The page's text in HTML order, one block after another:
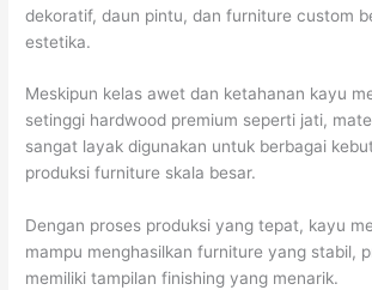
dekoratif, daun pintu, dan furniture custom
estetika.
Meskipun kelas awet dan ketahanan kayu
setinggi hardwood premium seperti jati,
sangat layak digunakan untuk berbagai
produksi furniture skala besar.
Dengan proses produksi yang tepat, kayu
mampu menghasilkan furniture yang stabil,
memiliki tampilan finishing yang menarik.